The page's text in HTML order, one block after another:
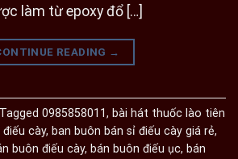
làm từ epoxy đổ […]
READING →
Tagged 0985858011, bài hát thuốc lào tiên
điếu cày, ban buôn bán sỉ điếu cày giá rẻ,
buôn điếu cày, bán buôn điếu ục, bán